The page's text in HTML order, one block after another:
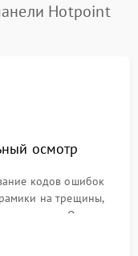
Hotpoint
осмотр
кодов ошибок
на трещины,
нагрева. Опрос
не видит посуду,